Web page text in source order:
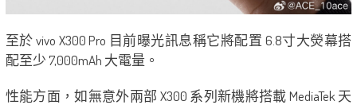
至於 vivo X300 Pro 目前曝光訊息稱它將配置 6.8寸大熒幕搭
配至少 7,000mAh 大電量。
性能方面，如無意外兩部 X300 系列新機將搭載 MediaTek 天